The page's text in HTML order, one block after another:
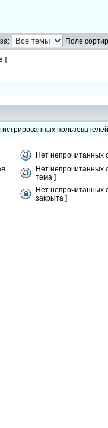
Поле
]
пользователей
Нет непрочитанных
Нет непрочитанных
тема ]
Нет непрочитанных
закрыта ]